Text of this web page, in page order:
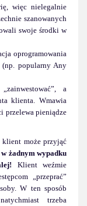
więc nielegalnie
szanowanych
swoje środki w
oprogramowania
popularny Any
a
klienta. Wmawia
przelewa pieniądze
klient może przyjąć
w żadnym wypadku
Klient weźmie
„przeprać”
W ten sposób
trzeba